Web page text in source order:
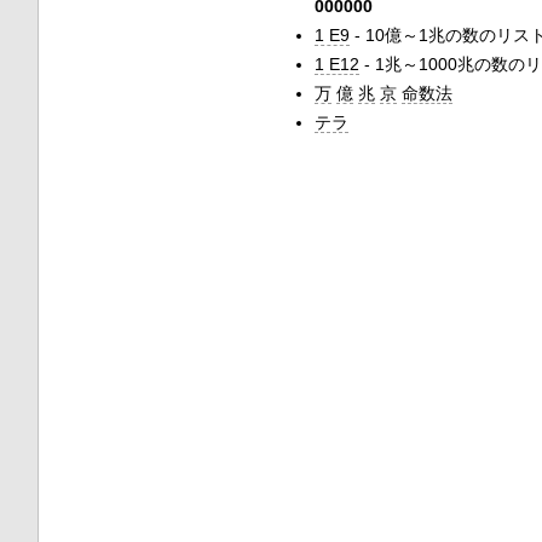
000000
1 E9- 10億～1兆の数のリスト
1 E12 - 1兆～1000兆の数の
万 億 兆 京 命数法
テラ